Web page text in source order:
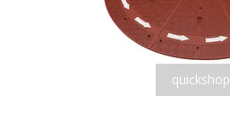
quickshop